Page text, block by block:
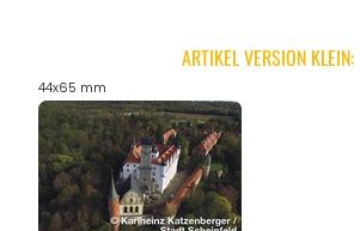
ARTIKEL VERSION KLEIN:
44x65 mm